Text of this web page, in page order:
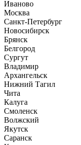
Иваново
Москва
Санкт-Петербург
Новосибирск
Брянск
Белгород
Сургут
Владимир
Архангельск
Нижний Тагил
Чита
Калуга
Смоленск
Волжский
Якутск
Саранск